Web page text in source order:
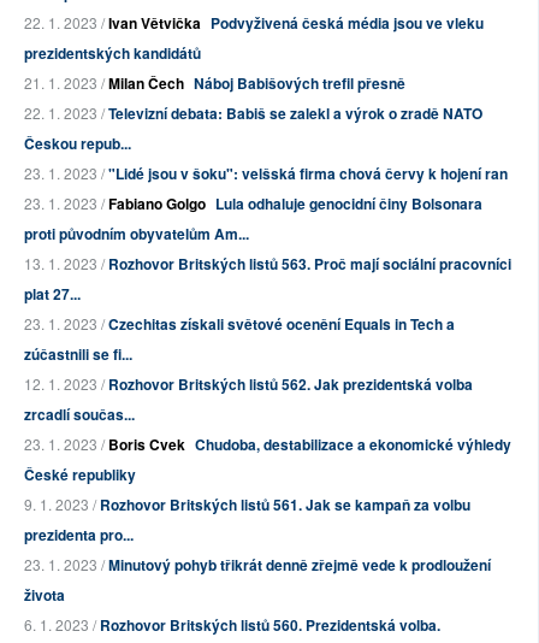
22. 1. 2023 /Ivan Větvička Podvyživená česká média jsou ve vleku
prezidentských kandidátů
21. 1. 2023 /Milan Čech Náboj Babišových trefil přesně
22. 1. 2023 /Televizní debata: Babiš se zalekl a výrok o zradě NATO
Českou repub...
23. 1. 2023 /"Lidé jsou v šoku": velšská firma chová červy k hojení ran
23. 1. 2023 /Fabiano Golgo Lula odhaluje genocidní činy Bolsonara
proti původním obyvatelům Am...
13. 1. 2023 /Rozhovor Britských listů 563. Proč mají sociální pracovníci
plat 27...
23. 1. 2023 /Czechitas získali světové ocenění Equals in Tech a
zúčastnili se fi...
12. 1. 2023 /Rozhovor Britských listů 562. Jak prezidentská volba
zrcadlí součas...
23. 1. 2023 /Boris Cvek Chudoba, destabilizace a ekonomické výhledy
České republiky
9. 1. 2023 /Rozhovor Britských listů 561. Jak se kampaň za volbu
prezidenta pro...
23. 1. 2023 /Minutový pohyb třikrát denně zřejmě vede k prodloužení
života
6. 1. 2023 /Rozhovor Britských listů 560. Prezidentská volba.